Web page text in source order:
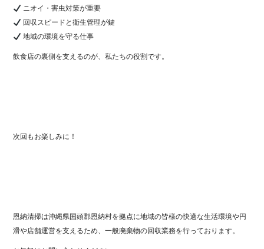
ニオイ・害虫対策が重要
回収スピードと衛生管理が鍵
地域の環境を守る仕事
飲食店の裏側を支えるのが、私たちの役割です。
次回もお楽しみに！
恩納清掃は沖縄県国頭郡恩納村を拠点に地域の皆様の快適な生活環境や円
滑や店舗運営を支えるため、一般廃棄物の回収業務を行っております。